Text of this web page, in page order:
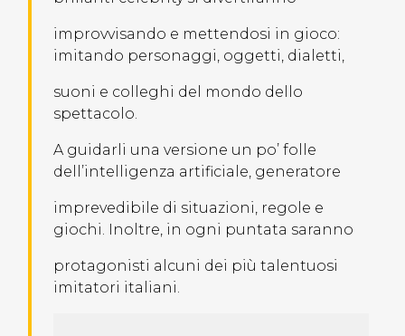
improvvisando e mettendosi in gioco:
imitando personaggi, oggetti, dialetti,
suoni e colleghi del mondo dello
spettacolo.
A guidarli una versione un po’ folle
dell’intelligenza artificiale, generatore
imprevedibile di situazioni, regole e
giochi. Inoltre, in ogni puntata saranno
protagonisti alcuni dei più talentuosi
imitatori italiani.